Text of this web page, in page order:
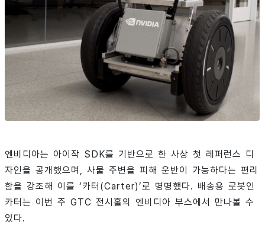
엔비디아는 아이작 SDK를 기반으로 한 사상 첫 레퍼런스 디
자인을 공개했으며, 사물 주변을 피해 운반이 가능하다는 편리
함을 강조해 이를 ‘카터(Carter)’로 명명했다. 배송용 로봇인
카터는 이번 주 GTC 전시홀의 엔비디아 부스에서 만나볼 수
있다.